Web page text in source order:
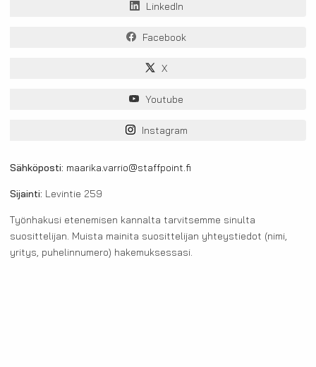
LinkedIn
Facebook
X
Youtube
Instagram
Sähköposti: maarika.varrio@staffpoint.fi
Sijainti: Levintie 259
Työnhakusi etenemisen kannalta tarvitsemme sinulta
suosittelijan. Muista mainita suosittelijan yhteystiedot (nimi,
yritys, puhelinnumero) hakemuksessasi.